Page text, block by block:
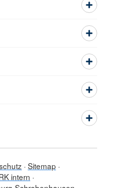
Sitemap
intern